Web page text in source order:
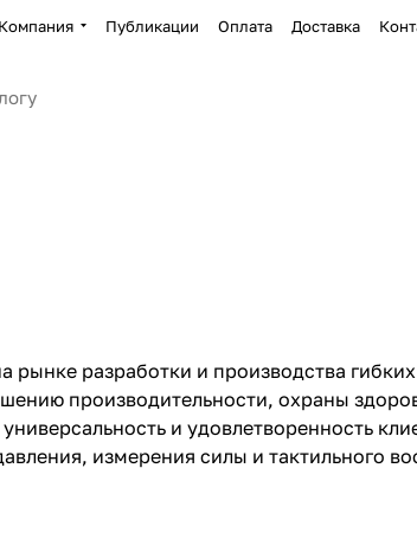
Компания Публикации Оплата Доставка
рынке разработки и производства
производительности, охраны
и удовлетворенность
измерения силы и тактильного